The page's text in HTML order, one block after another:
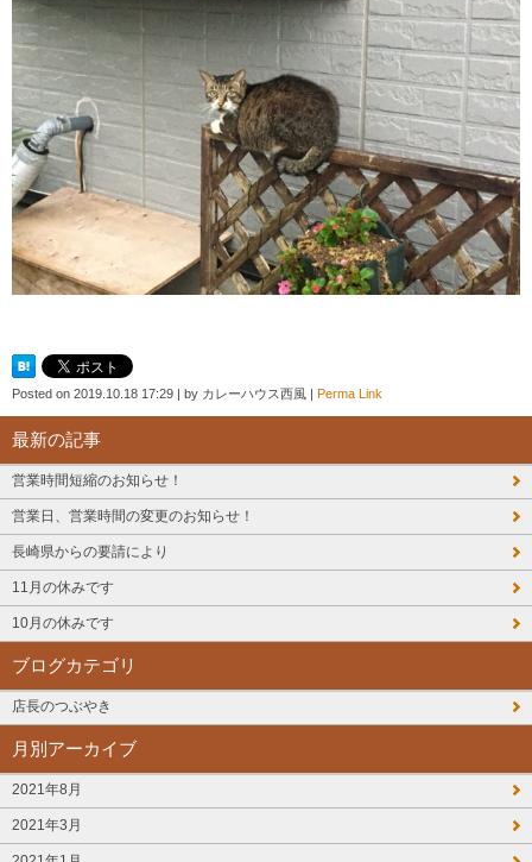
Posted on 2019.10.18 17:29 by カレーハウス西風 Perma Link
最新の記事
営業時間短縮のお知らせ！
営業日、営業時間の変更のお知らせ！
長崎県からの要請により
11月の休みです
10月の休みです
ブログカテゴリ
店長のつぶやき
月別アーカイブ
2021年8月
2021年3月